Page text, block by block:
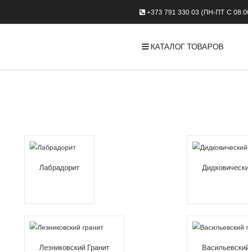
+373 791 330 03 (ПН-ПТ С
КАТАЛОГ ТОВАРОВ
Лабрадорит
Лезниковский Гранит